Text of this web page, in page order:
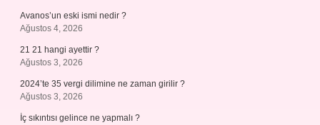
Avanos’un eski ismi nedir ?
Ağustos 4, 2026
21 21 hangi ayettir ?
Ağustos 3, 2026
2024’te 35 vergi dilimine ne zaman girilir ?
Ağustos 3, 2026
İç sıkıntısı gelince ne yapmalı ?